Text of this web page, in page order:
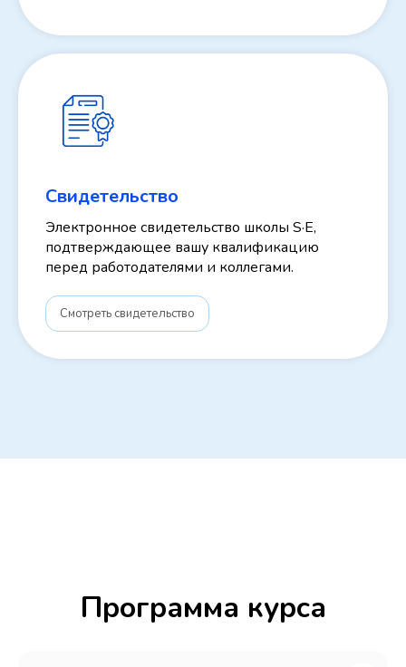
Свидетельство
Электронное свидетельство школы S·E,
подтверждающее вашу квалификацию
перед работодателями и коллегами.
Смотреть свидетельство
Программа курса